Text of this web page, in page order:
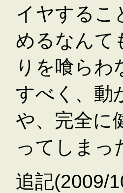
イヤするこ
めるなんて
りを喰らわ
すべく、動
や、完全に
ってしまっ
追記(2009/